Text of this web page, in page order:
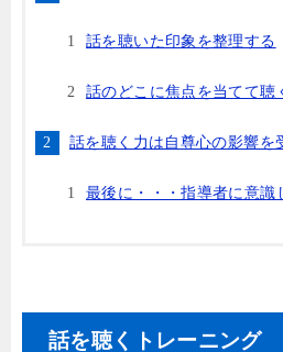
話を聴いた印象を整理する
話のどこに焦点を当てて聴
話を聴く力は自尊心の影響を
最後に・・・指導者に意識
話を聴くトレーニング